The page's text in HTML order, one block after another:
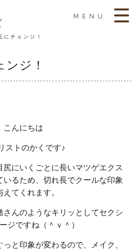
MENU
にチェンジ！
ジ！
こんにちは
ストのかくです♪
尻にいくごとに長いマツゲエクス
いるため、切れ長でクールな印象
えてくれます。
さんのようなキリッとしてセクシ
ジですね（＾ｖ＾）
と印象が変わるので、メイク、